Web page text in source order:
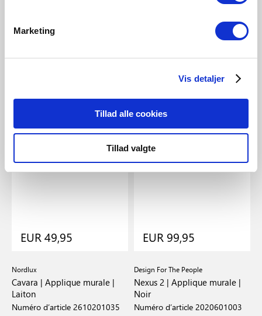
Marketing
Vis detaljer
Tillad alle cookies
Tillad valgte
EUR 49,95
Nordlux
Cavara | Applique murale |
Laiton
Numéro d’article 2610201035
EUR 99,95
Design For The People
Nexus 2 | Applique murale |
Noir
Numéro d’article 2020601003